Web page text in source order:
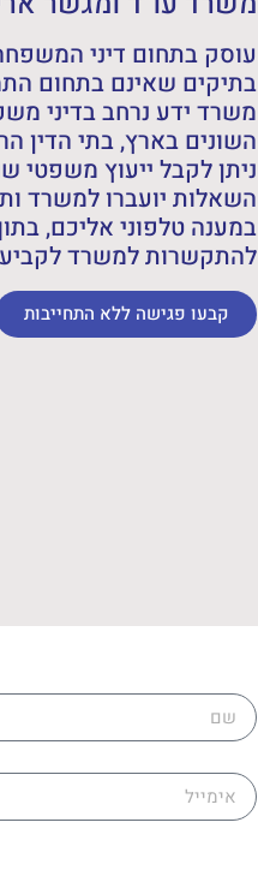
עוסק בתחום דיני
בתיקים שאינם בתחום
משרד ידע נרחב בדיני
השונים בארץ, בתי הדין
ניתן לקבל ייעוץ
השאלות יועברו למשרד
במענה טלפוני אליכם,
להתקשרות למשרד
קבעו פגישה ללא התחייבות